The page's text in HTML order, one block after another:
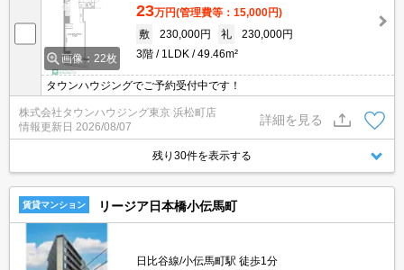
画像：22枚
23万円(管理費等：15,000円)
敷
230,000円 礼
230,000円
3階
1LDK 49.46m²
タウンハウジングでご予約受付中です！
株式会社タウンハウジング東京 浜松町店
情報更新日 2026/08/07
詳細を見る
残り30件を表示する
賃貸マンション リージア日本橋小伝馬町
日比谷線/小伝馬町駅 徒歩1分